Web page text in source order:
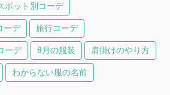
ポット別コーデ
ーデ 旅行コーデ
ーデ 8月の服装 肩掛けのやり方
わからない服の名前